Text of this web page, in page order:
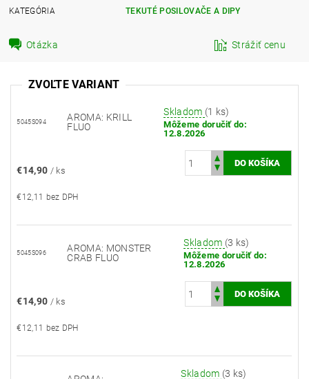
KATEGÓRIA
TEKUTÉ POSILOVAČE A DIPY
Otázka Strážiť cenu
ZVOĽTE VARIANT
5045S094
AROMA: KRILL
FLUO
Skladom (1 ks)
Môžeme doručiť do:
12.8.2026
€14,90 / ks
€12,11 bez DPH
5045S096
AROMA: MONSTER
CRAB FLUO
Skladom (3 ks)
Môžeme doručiť do:
12.8.2026
€14,90 / ks
€12,11 bez DPH
Skladom (3 ks)